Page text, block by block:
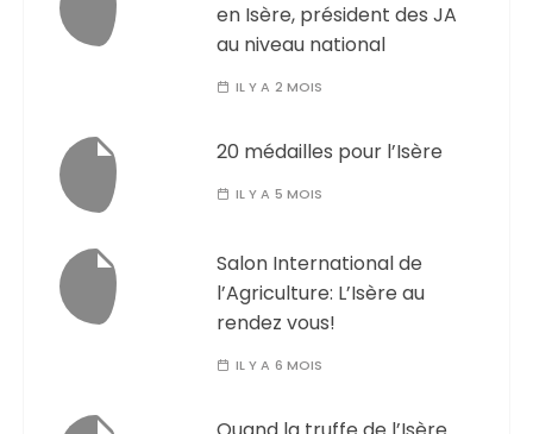
en Isère, président des JA
au niveau national
IL Y A 2 MOIS
20 médailles pour l’Isère
IL Y A 5 MOIS
Salon International de
l’Agriculture: L’Isère au
rendez vous!
IL Y A 6 MOIS